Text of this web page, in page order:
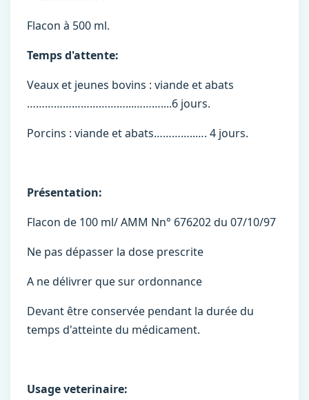
Flacon à 500 ml.
Temps d'attente:
Veaux et jeunes bovins : viande et abats
……………………………...………....6 jours.
Porcins : viande et abats…………..…. 4 jours.
Présentation:
Flacon de 100 ml/ AMM Nn° 676202 du 07/10/97
Ne pas dépasser la dose prescrite
A ne délivrer que sur ordonnance
Devant être conservée pendant la durée du
temps d'atteinte du médicament.
Usage veterinaire: